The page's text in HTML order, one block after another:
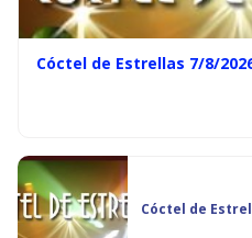
Cóctel de Estrellas 7/8/
Cóctel de